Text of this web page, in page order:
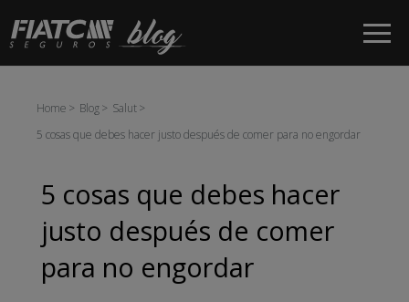
Salta al contingut principal
Home Blog
Salut
5 cosas que debes hacer justo después de comer para no engordar
5 cosas que debes hacer
justo después de comer
para no engordar